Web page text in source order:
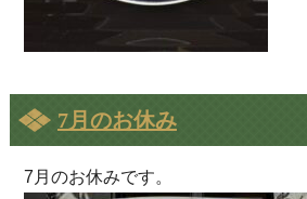
7月のお休み
7月のお休みです。